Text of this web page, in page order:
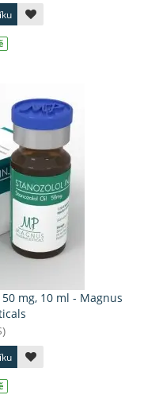
mg, 10 ml - Magnus